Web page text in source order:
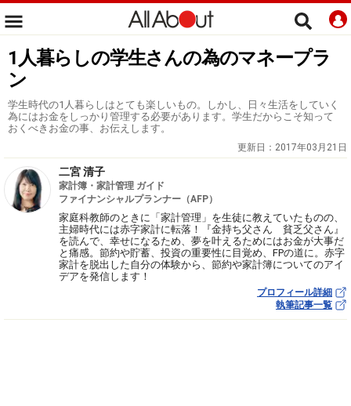
1人暮らしの学生さんの為のマネープラ
ン
学生時代の1人暮らしはとても楽しいもの。しかし、日々生活をしていく
為にはお金をしっかり管理する必要があります。学生だからこそ知って
おくべきお金の事、お伝えします。
更新日： 2017年03月21日
二宮 清子
家計簿・家計管理 ガイド
ファイナンシャルプランナー（AFP）
家庭科教師のときに「家計管理」を生徒に教えていたものの、
主婦時代には赤字家計に転落！『金持ち父さん 貧乏父さん』
を読んで、幸せになるため、夢を叶えるためにはお金が大事だ
と痛感。節約や貯蓄、投資の重要性に目覚め、FPの道に。赤字
家計を脱出した自分の体験から、節約や家計簿についてのアイ
デアを発信します！
プロフィール詳細
執筆記事一覧